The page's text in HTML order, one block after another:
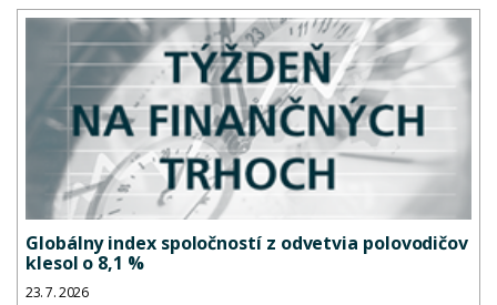
Globálny index spoločností z odvetvia polovodičov
klesol o 8,1 %
23. 7. 2026